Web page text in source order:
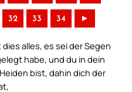
32 33 34 ►
alles, es sei der Segen
habe, und du in dein
bist, dahin dich der